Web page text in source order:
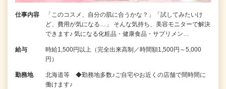
仕事内容
「このコスメ、自分の肌に合うかな？」「試してみたいけ
ど、費用が気になる…」 そんな気持ち、美容モニターで解決
できます♪ 気になる化粧品・健康食品・サプリメン…
給与
時給1,500円以上（完全出来高制／時間額1,500円～5,000
円）
勤務地
北海道等 ◆勤務地多数♪ご自宅やお近くの店舗で間時間に
働けます♪